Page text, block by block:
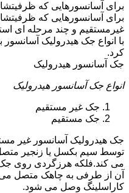
غیرمستقیم و چند مرحله ای
با انواع جک هیدرولیک
کرد.
جک آسانسور هیدرولیک
انواع جک آسانسور هیدرولیک
جک غیر مستقیم
جک مستقیم
جک هیدرولیک آسانسور غیر
توسط سیم بکسل یا زنجیر
می کند.فلکه هرزگردی روی
آن از طرفی به چاهک متصل
کاراسلینگ وصل می شود.